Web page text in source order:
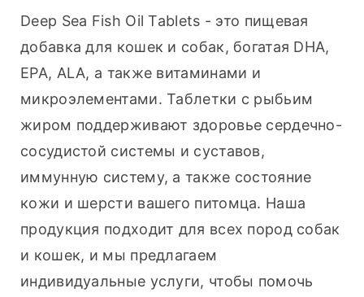
Deep Sea Fish Oil Tablets - это пищевая
добавка для кошек и собак, богатая DHA,
EPA, ALA, а также витаминами и
микроэлементами. Таблетки с рыбьим
жиром поддерживают здоровье сердечно-
сосудистой системы и суставов,
иммунную систему, а также состояние
кожи и шерсти вашего питомца. Наша
продукция подходит для всех пород собак
и кошек, и мы предлагаем
индивидуальные услуги, чтобы помочь